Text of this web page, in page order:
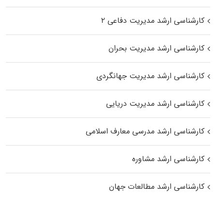
کارشناسی ارشد مدیریت دفاعی ۲
کارشناسی ارشد مدیریت بحران
کارشناسی ارشد مدیریت جهانگردی
کارشناسی ارشد مدیریت دریایی
کارشناسی ارشد مدرسی معارف اسلامی
کارشناسی ارشد مشاوره
کارشناسی ارشد مطالعات جهان